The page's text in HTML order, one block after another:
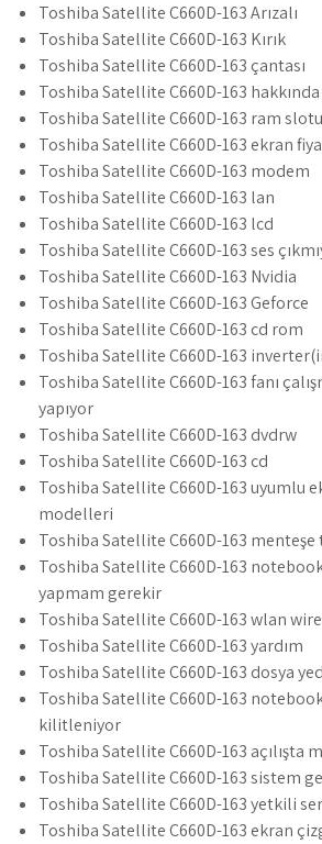
Toshiba Satellite C660D-163 Arızalı
Toshiba Satellite C660D-163 Kırık
Toshiba Satellite C660D-163 çantası
Toshiba Satellite C660D-163 hakkında
Toshiba Satellite C660D-163 ram slotu
Toshiba Satellite C660D-163 ekran
Toshiba Satellite C660D-163 modem
Toshiba Satellite C660D-163 lan
Toshiba Satellite C660D-163 lcd
Toshiba Satellite C660D-163 ses
Toshiba Satellite C660D-163 Nvidia
Toshiba Satellite C660D-163 Geforce
Toshiba Satellite C660D-163 cd rom
Toshiba Satellite C660D-163
Toshiba Satellite C660D-163 fanı
yapıyor
Toshiba Satellite C660D-163 dvdrw
Toshiba Satellite C660D-163 cd
Toshiba Satellite C660D-163 uyumlu
modelleri
Toshiba Satellite C660D-163 menteşe
Toshiba Satellite C660D-163
yapmam gerekir
Toshiba Satellite C660D-163 wlan
Toshiba Satellite C660D-163 yardım
Toshiba Satellite C660D-163 dosya
Toshiba Satellite C660D-163
kilitleniyor
Toshiba Satellite C660D-163 açılışta
Toshiba Satellite C660D-163 sistem
Toshiba Satellite C660D-163 yetkili
Toshiba Satellite C660D-163 ekran